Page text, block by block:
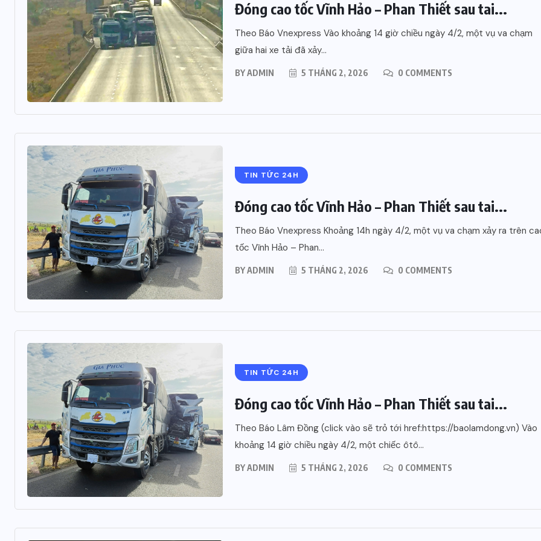
Đóng cao tốc Vĩnh Hảo – Phan Thiết sau tai...
Theo Báo Vnexpress Vào khoảng 14 giờ chiều ngày 4/2, một vụ va chạm
giữa hai xe tải đã xảy...
BYADMIN 5 THÁNG 2, 2026 0 COMMENTS
TIN TỨC 24H
Đóng cao tốc Vĩnh Hảo – Phan Thiết sau tai...
Theo Báo Vnexpress Khoảng 14h ngày 4/2, một vụ va chạm xảy ra trên
tốc Vĩnh Hảo – Phan...
BYADMIN 5 THÁNG 2, 2026 0 COMMENTS
TIN TỨC 24H
Đóng cao tốc Vĩnh Hảo – Phan Thiết sau tai...
Theo Báo Lâm Đồng (click vào sẽ trỏ tới href:https://baolamdong.vn) Vào
khoảng 14 giờ chiều ngày 4/2, một chiếc ôtô...
BYADMIN 5 THÁNG 2, 2026 0 COMMENTS